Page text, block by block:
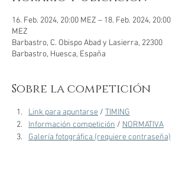
16. Feb. 2024, 20:00 MEZ – 18. Feb. 2024, 20:00
MEZ
Barbastro, C. Obispo Abad y Lasierra, 22300
Barbastro, Huesca, España
Sobre la competición
Link para apuntarse / TIMING
Información competición / NORMATIVA
Galería fotográfica (requiere contraseña)